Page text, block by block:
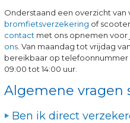
Onderstaand een overzicht
bromfietsverzekering of
contact met ons opnemen voor
ons . Van maandag tot vrijdag
bereikbaar op telefoonnummer
09:00 tot 14:00 uur.
Algemene vragen
Ben ik direct